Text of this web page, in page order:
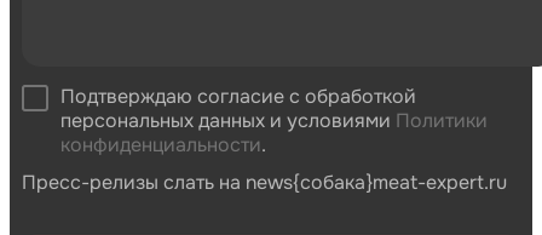
Подтверждаю согласие с обработкой
персональных данных и условиями Политики
конфиденциальности.
Пресс-релизы слать на news{собака}meat-expert.ru